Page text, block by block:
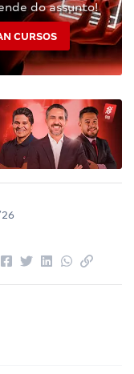
do assunto!
CURSOS